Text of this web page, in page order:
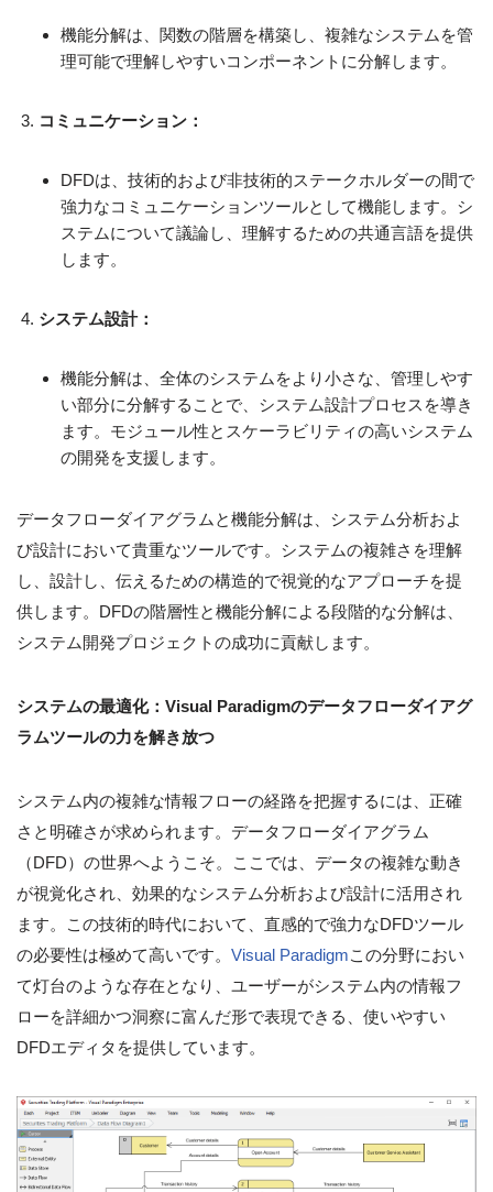
機能分解は、関数の階層を構築し、複雑なシステムを管
理可能で理解しやすいコンポーネントに分解します。
コミュニケーション：
DFDは、技術的および非技術的ステークホルダーの間で
強力なコミュニケーションツールとして機能します。シ
ステムについて議論し、理解するための共通言語を提供
します。
システム設計：
機能分解は、全体のシステムをより小さな、管理しやす
い部分に分解することで、システム設計プロセスを導き
ます。モジュール性とスケーラビリティの高いシステム
の開発を支援します。
データフローダイアグラムと機能分解は、システム分析およ
び設計において貴重なツールです。システムの複雑さを理解
し、設計し、伝えるための構造的で視覚的なアプローチを提
供します。DFDの階層性と機能分解による段階的な分解は、
システム開発プロジェクトの成功に貢献します。
システムの最適化：Visual Paradigmのデータフローダイアグ
ラムツールの力を解き放つ
システム内の複雑な情報フローの経路を把握するには、正確
さと明確さが求められます。データフローダイアグラム
（DFD）の世界へようこそ。ここでは、データの複雑な動き
が視覚化され、効果的なシステム分析および設計に活用され
ます。この技術的時代において、直感的で強力なDFDツール
の必要性は極めて高いです。 Visual Paradigmこの分野におい
て灯台のような存在となり、ユーザーがシステム内の情報フ
ローを詳細かつ洞察に富んだ形で表現できる、使いやすい
DFDエディタを提供しています。